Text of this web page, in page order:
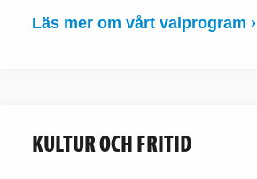
Läs mer om vårt valprogram ›
KULTUR OCH FRITID